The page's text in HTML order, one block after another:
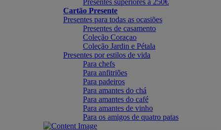
Presentes superiores à 250€
Cartão Presente
Presentes para todas as ocasiões
Presentes de casamento
Coleção Coraçao
Coleção Jardin e Pétala
Presentes por estilos de vida
Para chefs
Para anfitriões
Para padeiros
Para amantes do chá
Para amantes do café
Para amantes de vinho
Para os amigos de quatro patas